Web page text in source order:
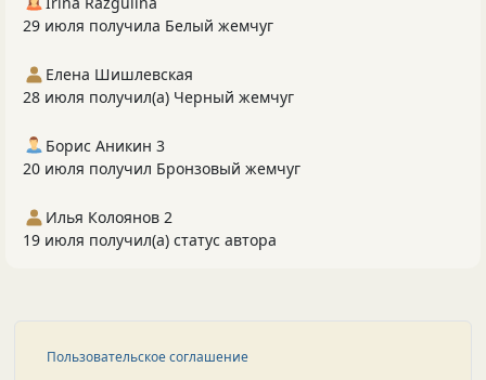
29 июля получила Белый жемчуг
Елена Шишлевская
28 июля получил(а) Черный жемчуг
Борис Аникин 3
20 июля получил Бронзовый жемчуг
Илья Колоянов 2
19 июля получил(а) статус автора
Пользовательское соглашение